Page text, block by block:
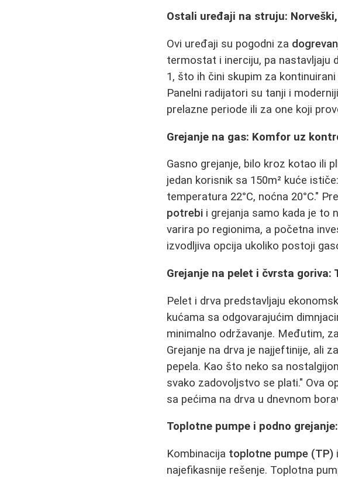
Ostali uređaji na struju:
Ovi uređaji su pogodni za
termostat i inerciju, pa nastavljaju
1, što ih čini skupim za
Panelni radijatori su tanji i
prelazne periode ili za one koji
Grejanje na gas: Komfor uz
Gasno grejanje, bilo kroz kotao ili
jedan korisnik sa 150m² kuće
temperatura 22°C, noćna 20°C."
potrebi i grejanja samo kada je to
varira po regionima, a početna
izvodljiva opcija ukoliko postoji
Grejanje na pelet i čvrsta goriva:
Pelet i drva predstavljaju
kućama sa odgovarajućim
minimalno održavanje. Međutim,
Grejanje na drva je najjeftinije, ali
pepela. Kao što neko sa
svako zadovoljstvo se plati." Ova
sa pećima na drva u dnevnom
Toplotne pumpe i podno
Kombinacija toplotne pumpe (TP) i
najefikasnije rešenje. Toplotna